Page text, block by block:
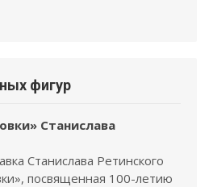
фигур
Станислава
Станислава Ретинского
посвященная 100-летию